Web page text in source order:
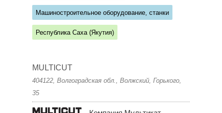
Машиностроительное оборудование, станки
Республика Саха (Якутия)
MULTICUT
404122, Волгоградская обл., Волжский, Горького,
35